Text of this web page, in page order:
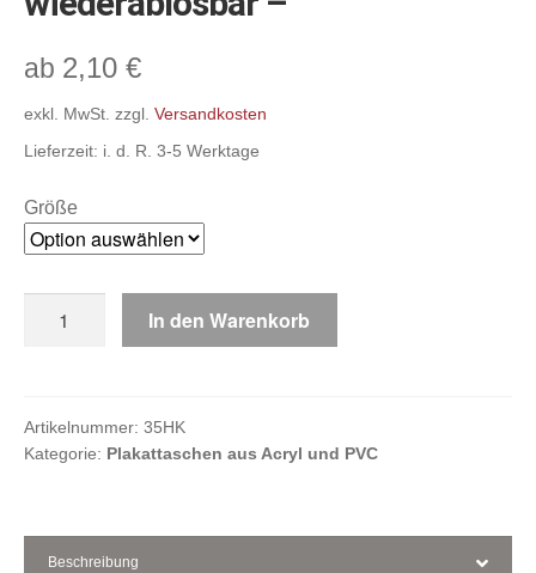
ab 2,10 €
exkl. MwSt. zzgl. Versandkosten
Lieferzeit: i. d. R. 3-5 Werktage
Größe
wiederablösbar
-
In den Warenkorb
Artikelnummer: 35HK
Kategorie: Plakattaschen aus Acryl und PVC
Beschreibung